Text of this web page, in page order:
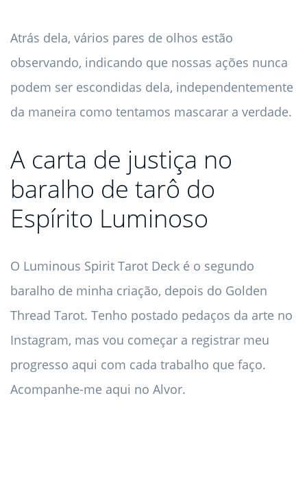
Atrás dela, vários pares de olhos estão
observando, indicando que nossas ações nunca
podem ser escondidas dela, independentemente
da maneira como tentamos mascarar a verdade.
A carta de justiça no
baralho de tarô do
Espírito Luminoso
O Luminous Spirit Tarot Deck é o segundo
baralho de minha criação, depois do Golden
Thread Tarot. Tenho postado pedaços da arte no
Instagram, mas vou começar a registrar meu
progresso aqui com cada trabalho que faço.
Acompanhe-me aqui no Alvor.